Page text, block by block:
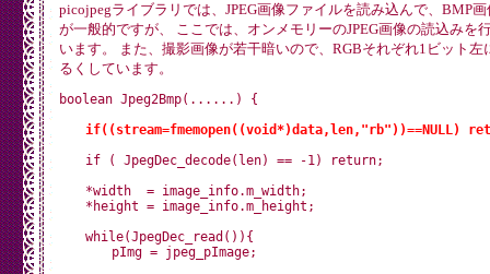
picojpegライブラリでは、JPEG画像ファイルを読み込んで、BMP
が一般的ですが、 ここでは、オンメモリーのJPEG画像の読込みを
います。 また、撮影画像が若干暗いので、RGBそれぞれ1ビット左
るくしています。
boolean Jpeg2Bmp(......) {
if((stream=fmemopen((void*)data,len,"rb"))==NULL)
if ( JpegDec_decode(len) == -1) return;
*width  = image_info.m_width;
*height = image_info.m_height;
while(JpegDec_read()){
pImg = jpeg_pImage;